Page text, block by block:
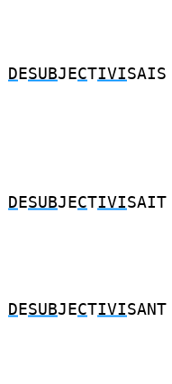
D ESUBJECTIVISAIS
D ESUBJECTIVISAIT
D ESUBJECTIVISANT